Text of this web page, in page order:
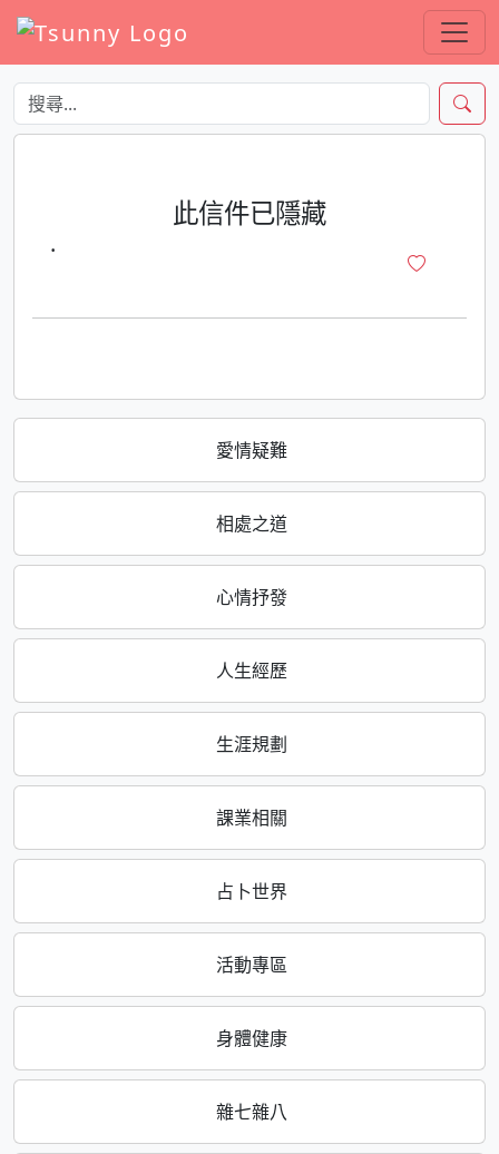
愛情疑難
相處之道
心情抒發
人生經歷
生涯規劃
課業相關
占卜世界
活動專區
身體健康
雜七雜八
此信件已隱藏
·